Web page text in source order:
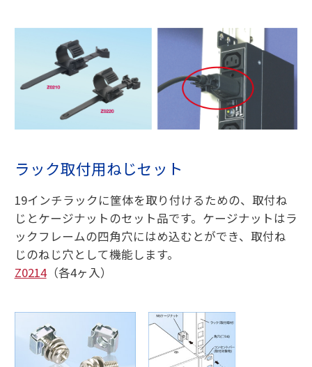
ラック取付用ねじセット
19インチラックに筐体を取り付けるための、取付ね
じとケージナットのセット品です。ケージナットはラ
ックフレームの四角穴にはめ込むとができ、取付ね
じのねじ穴として機能します。
Z0214（各4ヶ入）